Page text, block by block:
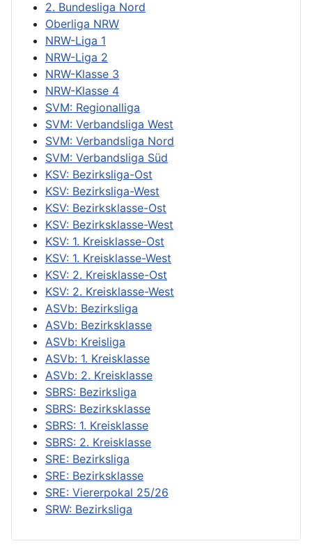
2. Bundesliga Nord
Oberliga NRW
NRW-Liga 1
NRW-Liga 2
NRW-Klasse 3
NRW-Klasse 4
SVM: Regionalliga
SVM: Verbandsliga West
SVM: Verbandsliga Nord
SVM: Verbandsliga Süd
KSV: Bezirksliga-Ost
KSV: Bezirksliga-West
KSV: Bezirksklasse-Ost
KSV: Bezirksklasse-West
KSV: 1. Kreisklasse-Ost
KSV: 1. Kreisklasse-West
KSV: 2. Kreisklasse-Ost
KSV: 2. Kreisklasse-West
ASVb: Bezirksliga
ASVb: Bezirksklasse
ASVb: Kreisliga
ASVb: 1. Kreisklasse
ASVb: 2. Kreisklasse
SBRS: Bezirksliga
SBRS: Bezirksklasse
SBRS: 1. Kreisklasse
SBRS: 2. Kreisklasse
SRE: Bezirksliga
SRE: Bezirksklasse
SRE: Viererpokal 25/26
SRW: Bezirksliga